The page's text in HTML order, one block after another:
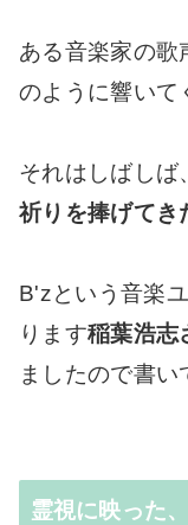
ある音楽家の歌
のように響いて
それはしばしば
祈りを捧げてき
B'zという音楽
ります稲葉浩志
ましたので書い
霊視に映った